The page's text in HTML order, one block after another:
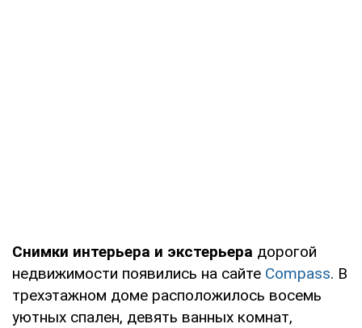
Снимки интерьера и экстерьера дорогой
недвижимости появились на сайте Сompass. В
трехэтажном доме расположилось восемь
уютных спален, девять ванных комнат,